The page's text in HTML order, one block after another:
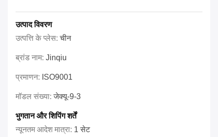
उत्पाद विवरण
उत्पत्ति के प्लेस:चीन
ब्रांड नाम: Jinqiu
प्रमाणन: ISO9001
मॉडल संख्या:जेक्यू-9-3
भुगतान और शिपिंग शर्तें
न्यूनतम आदेश मात्रा: 1 सेट